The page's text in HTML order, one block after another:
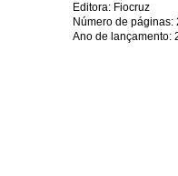
Editora: Fiocruz
Número de páginas:
Ano de lançamento: